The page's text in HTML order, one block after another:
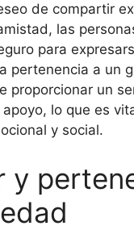
de compartir
las
para
pertenencia a un
proporcionar un
lo que es
y social.
y